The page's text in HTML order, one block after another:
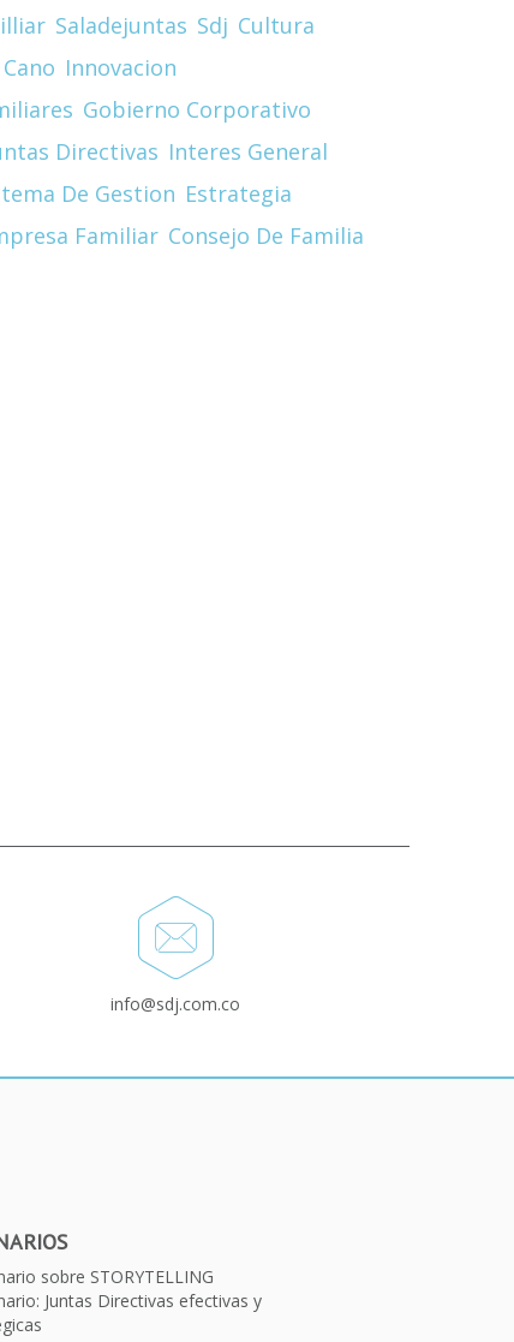
Saladejuntas Sdj Cultura
Innovacion
Gobierno Corporativo
Directivas Interes General
De Gestion Estrategia
Familiar Consejo De Familia
info@sdj.com.co
sobre STORYTELLING
Juntas Directivas efectivas y